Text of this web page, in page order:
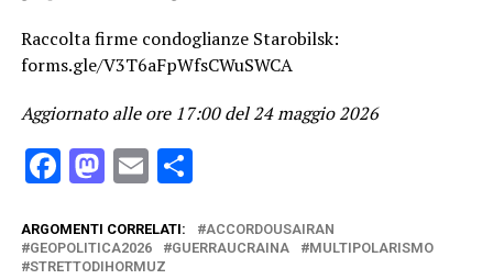
Raccolta firme condoglianze Starobilsk:
forms.gle/V3T6aFpWfsCWuSWCA
Aggiornato alle ore 17:00 del 24 maggio 2026
Facebook
Mastodon
Email
ARGOMENTI CORRELATI:
ACCORDOUSAIRAN
GEOPOLITICA2026
GUERRAUCRAINA
MULTIPOLARISMO
STRETTODIHORMUZ